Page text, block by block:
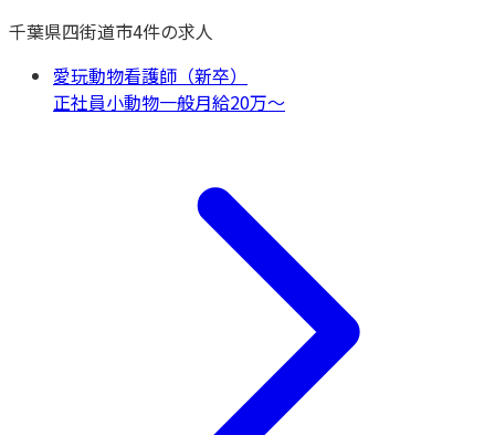
千葉県四街道市4件の求人
愛玩動物看護師（新卒）
正社員小動物一般月給20万〜